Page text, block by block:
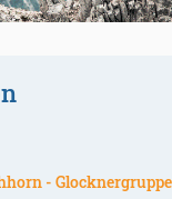
- Glocknergruppe